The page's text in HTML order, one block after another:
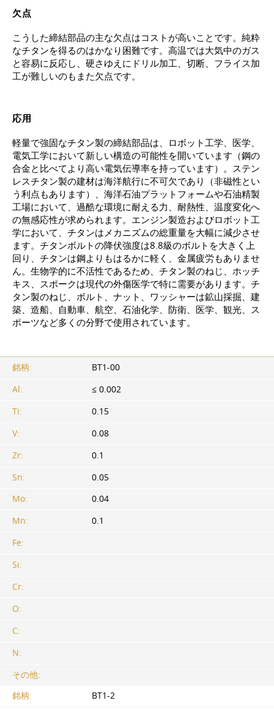
欠点
こうした締結部品の主な欠点はコストが高いことです。純粋
なチタンを得るのはかなり困難です。高温では大気中のガス
と容易に反応し、硬さゆえにドリル加工、切断、フライス加
工が難しいのもまた欠点です。
応用
軽量で強固なチタン製の締結部品は、ロボット工学、医学、
電気工学において新しい構造の可能性を開いています（鋼の
合金と比べてより高い電気伝導率を持っています）。ステン
レスチタン製の建材は海洋航行に不可欠であり（非磁性とい
う利点もあります）、海洋石油プラットフォームや石油精製
工場において、過酷な環境に耐える力、耐熱性、温度変化へ
の無感応性が求められます。エンジン製造およびロボット工
学において、チタンはメカニズムの総重量を大幅に減少させ
ます。チタンボルトの降伏強度は8.8級のボルトを大きく上
回り、チタンは鋼よりもはるかに軽く、金属疲労もありませ
ん。生物学的に不活性であるため、チタン製のねじ、ホッチ
キス、スポークは現代の外傷医学で特に需要があります。チ
タン製のねじ、ボルト、ナット、ワッシャーは鉱山採掘、建
築、造船、自動車、航空、石油化学、防衛、医学、観光、ス
ポーツなど多くの分野で使用されています。
銘柄:
BT1-00
Al:
≤ 0.002
Ti:
0.15
V:
0.08
Zr:
0.1
Sn:
0.05
Mo:
0.04
Mn:
0.1
Fe:
Si:
Cr:
O:
C:
N:
その他:
銘柄:
BT1-2